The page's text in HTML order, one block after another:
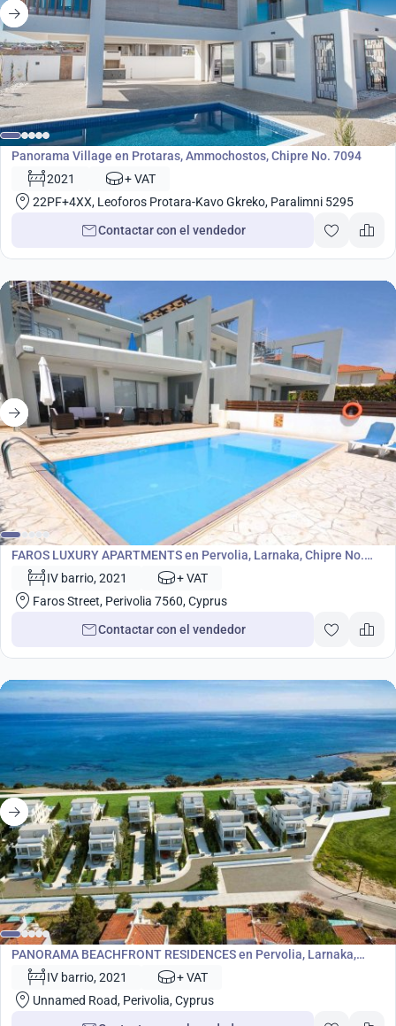
Desarrollo
Panorama Village en Protaras, Ammochostos, Chipre No. 7094
2021
+ VAT
22PF+4XX, Leoforos Protara-Kavo Gkreko, Paralimni 5295
Contactar con el vendedor
Desarrollo
FAROS LUXURY APARTMENTS en Pervolia, Larnaka, Chipre No.
6983 IV barrio, 2021
+ VAT
Faros Street, Perivolia 7560, Cyprus
Contactar con el vendedor
Desarrollo
PANORAMA BEACHFRONT RESIDENCES en Pervolia, Larnaka,
Chipre No. 5874
IV barrio, 2021
+ VAT
Unnamed Road, Perivolia, Cyprus